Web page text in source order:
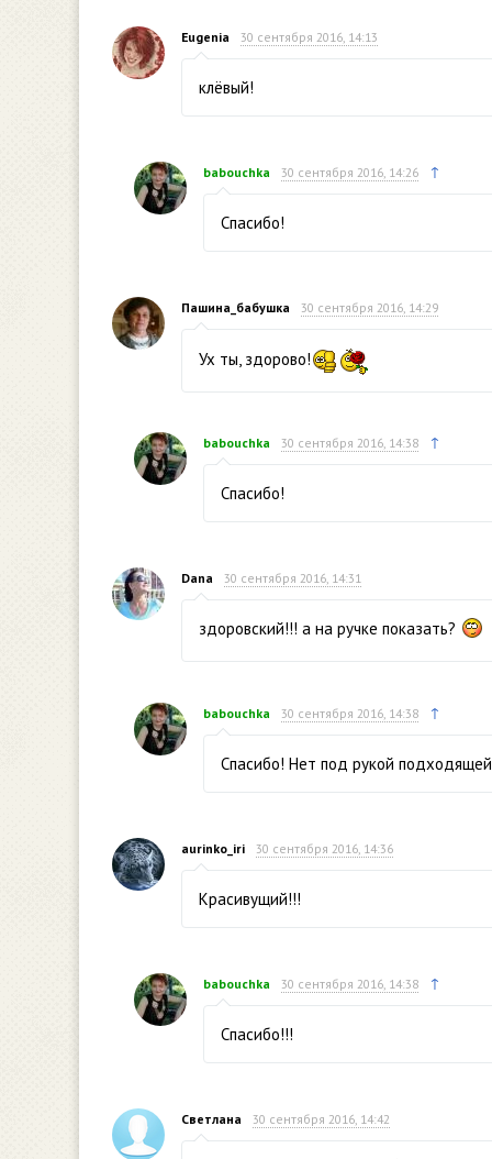
Eugenia 30 сентября 2016, 14:13
клёвый!
babouchka 30 сентября 2016, 14:26 ↑
Спасибо!
Пашина_бабушка 30 сентября 2016, 14:29
Ух ты, здорово!
babouchka 30 сентября 2016, 14:38 ↑
Спасибо!
Dana 30 сентября 2016, 14:31
здоровский!!! а на ручке показать?
babouchka 30 сентября 2016, 14:38 ↑
Спасибо! Нет под рукой подходящей
aurinko_iri 30 сентября 2016, 14:36
Красивущий!!!
babouchka 30 сентября 2016, 14:38 ↑
Спасибо!!!
Светлана 30 сентября 2016, 14:42